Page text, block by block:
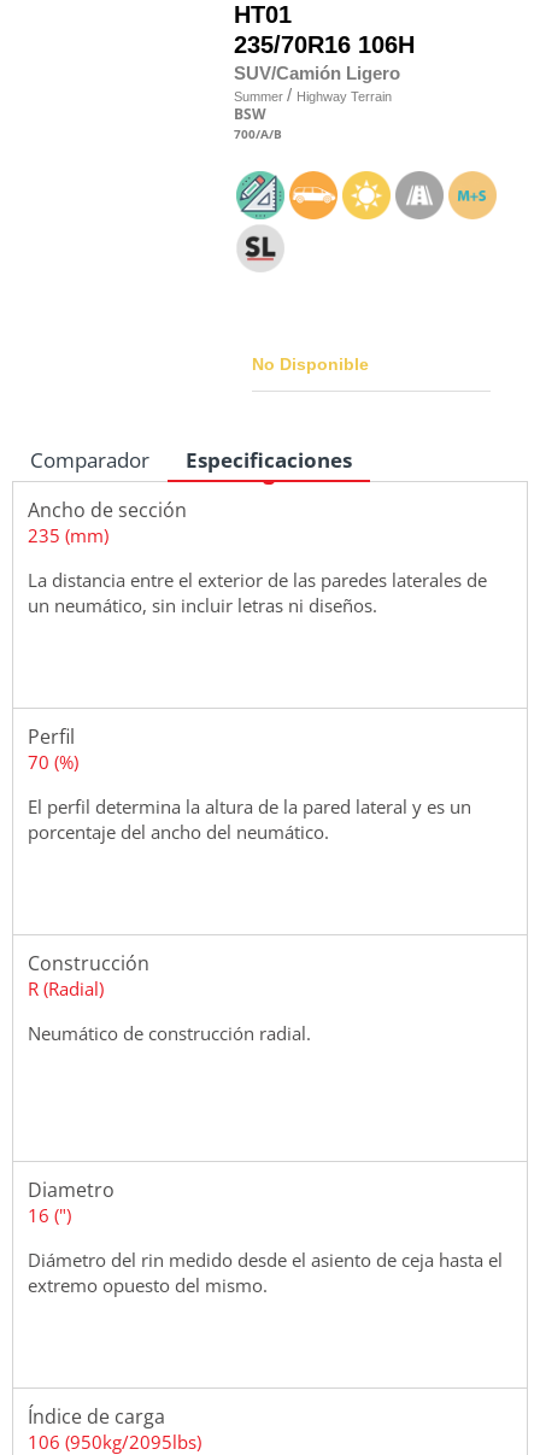
HT01
235/70R16 106H
SUV/Camión Ligero
Summer / Highway Terrain
BSW
700/A/B
No Disponible
Medidas
Comparador Especificaciones
Ancho de sección
235 (mm)
La distancia entre el exterior de las paredes laterales de
un neumático, sin incluir letras ni diseños.
Perfil
70 (%)
El perfil determina la altura de la pared lateral y es un
porcentaje del ancho del neumático.
Construcción
R (Radial)
Neumático de construcción radial.
Diametro
16 (")
Diámetro del rin medido desde el asiento de ceja hasta el
extremo opuesto del mismo.
Índice de carga
106 (950kg/2095lbs)